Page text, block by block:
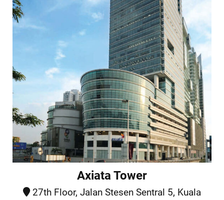
Axiata Tower
27th Floor, Jalan Stesen Sentral 5, Kuala